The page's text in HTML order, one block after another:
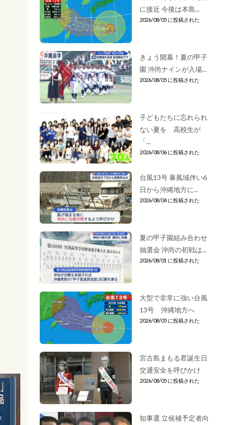
に接近 今後は本島...
2026/08/05 に投稿された
きょう開幕！夏の甲子
園 沖尚ナインが入場...
2026/08/05 に投稿された
子どもたちに忘れられ
ない夏を 高校生が
「...
2026/08/06 に投稿された
台風13号 暴風域伴い6
日から沖縄地方に...
2026/08/04 に投稿された
夏の甲子園組み合わせ
抽選会 沖尚の初戦は...
2026/08/01 に投稿された
大型で非常に強い台風
13号 沖縄地方へ
2026/08/05 に投稿された
宮古島まもる君誕生日
交通安全を呼びかけ
2026/08/05 に投稿された
知事選 立候補予定者向